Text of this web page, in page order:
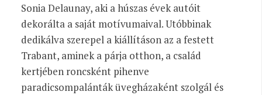
Sonia Delaunay, aki a húszas évek autóit
dekorálta a saját motívumaival. Utóbbinak
dedikálva szerepel a kiállításon az a festett
Trabant, aminek a párja otthon, a család
kertjében roncsként pihenve
paradicsompalánták üvegházaként szolgál és